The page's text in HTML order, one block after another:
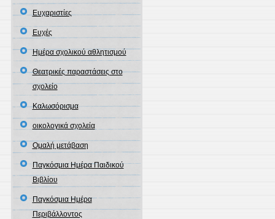
Ευχαριστίες
Ευχές
Ημέρα σχολικού αθλητισμού
Θεατρικές παραστάσεις στο
σχολείο
Καλωσόρισμα
οικολογικά σχολεία
Ομαλή μετάβαση
Παγκόσμια Ημέρα Παιδικού
Βιβλίου
Παγκόσμια Ημέρα
Περιβάλλοντος